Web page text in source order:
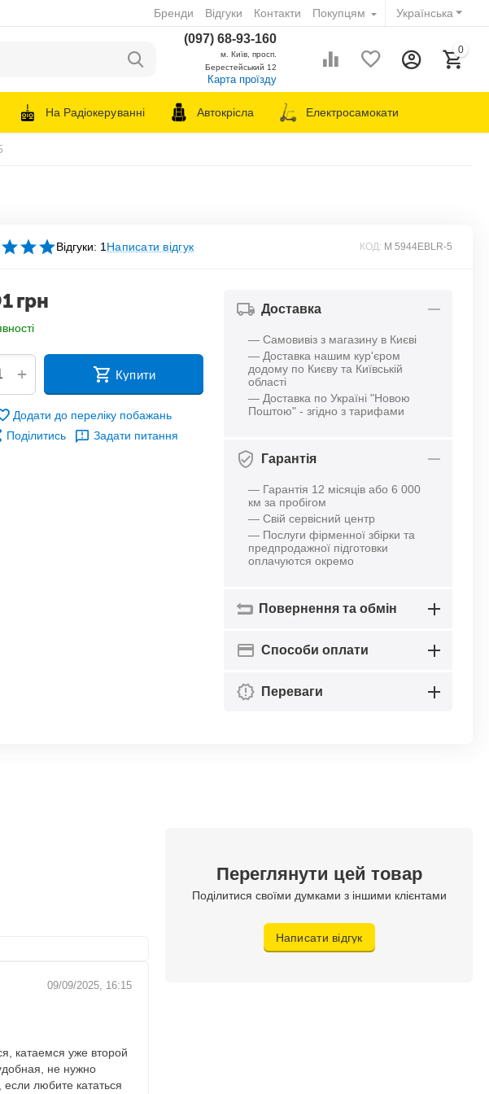
Українська
Бренди Відгуки Контакти Покупцям
(097) 68-93-160
м. Київ, просп.
Берестейський 12
Карта проїзду
0
На Радіокеруванні Автокрісла Електросамокати
Відгуки: 1 Написати відгук КОД: M 5944EBLR-5
грн
+ Купити
Додати до переліку побажань
Поділитись
Задати питання
Доставка
— Самовивіз з магазину в Києві
— Доставка нашим кур'єром
додому по Києву та Київській
області
— Доставка по Україні "Новою
Поштою" - згідно з тарифами
Гарантія
— Гарантія 12 місяців або 6 000
км за пробігом
— Свій сервісний центр
— Послуги фірменної збірки та
предпродажної підготовки
оплачуются окремо
Повернення та обмін
Способи оплати
Переваги
09/09/2025, 16:15
катаемся уже второй
не нужно
любите кататься
Переглянути цей товар
Поділитися своїми думками з іншими клієнтами
Написати відгук